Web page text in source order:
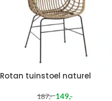
Rotan tuinstoel naturel
187,- 149,-